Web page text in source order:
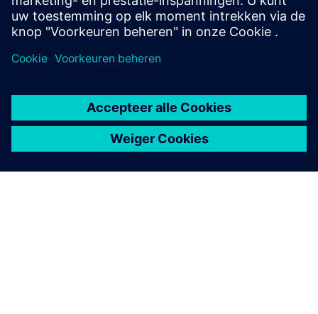
Meer informatie